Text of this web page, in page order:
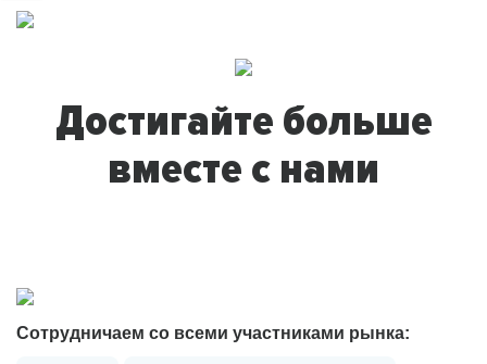
Достигайте больше
вместе с нами
Сотрудничаем со всеми участниками рынка: